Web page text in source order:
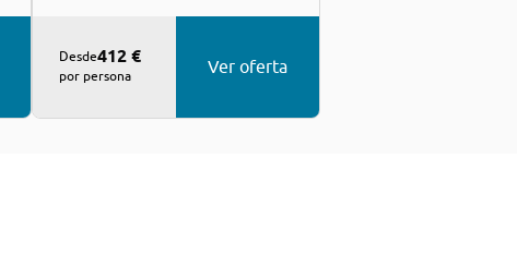
Desde412 €
por persona Ver oferta